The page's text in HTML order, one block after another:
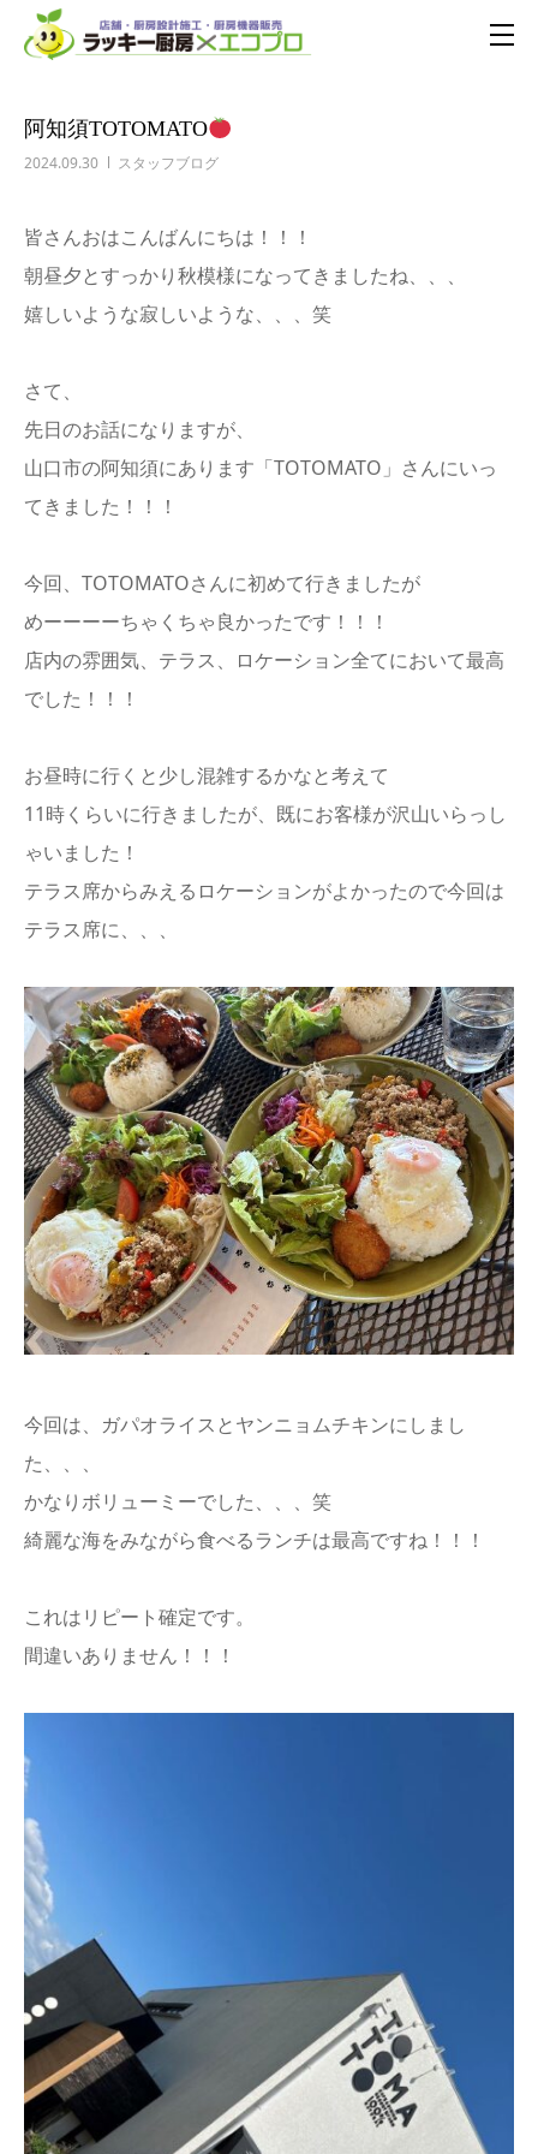
阿知須TOTOMATO
2024.09.30 スタッフブログ
皆さんおはこんばんにちは！！！
朝昼夕とすっかり秋模様になってきましたね、、、
嬉しいような寂しいような、、、笑
さて、
先日のお話になりますが、
山口市の阿知須にあります「TOTOMATO」さんにいっ
てきました！！！
今回、TOTOMATOさんに初めて行きましたが
めーーーーちゃくちゃ良かったです！！！
店内の雰囲気、テラス、ロケーション全てにおいて最高
でした！！！
お昼時に行くと少し混雑するかなと考えて
11時くらいに行きましたが、既にお客様が沢山いらっし
ゃいました！
テラス席からみえるロケーションがよかったので今回は
テラス席に、、、
今回は、ガパオライスとヤンニョムチキンにしまし
た、、、
かなりボリューミーでした、、、笑
綺麗な海をみながら食べるランチは最高ですね！！！
これはリピート確定です。
間違いありません！！！